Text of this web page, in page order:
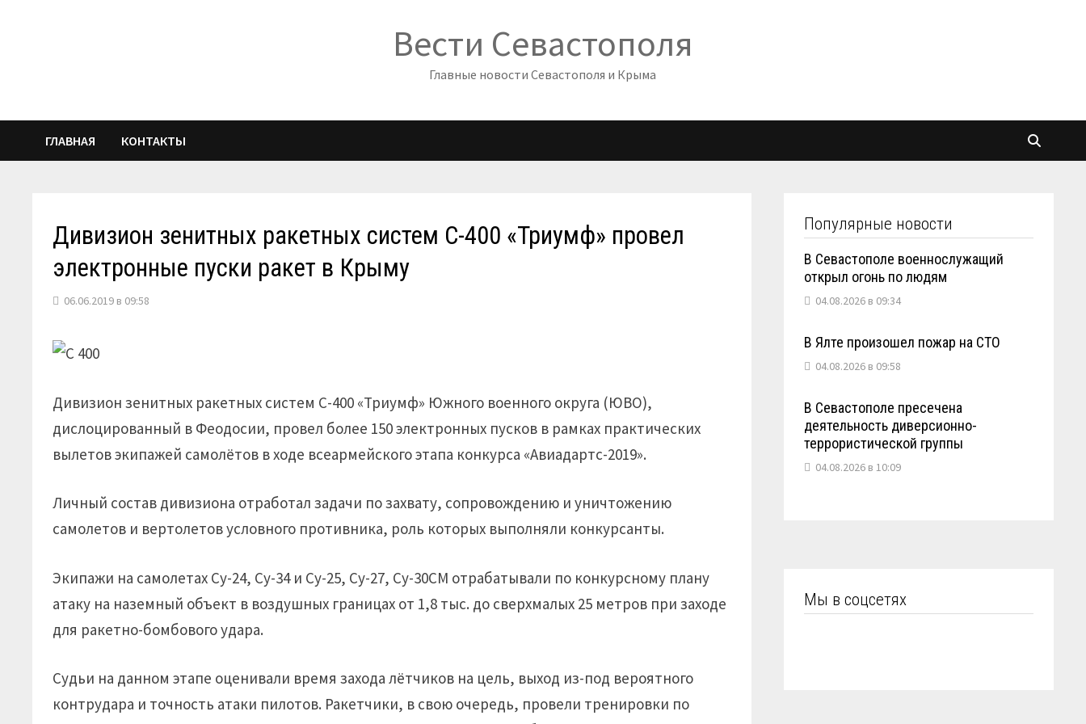
Вести Севастополя
Главные новости Севастополя и Крыма
ГЛАВНАЯ КОНТАКТЫ
Дивизион зенитных ракетных систем С-400 «Триумф» провел
электронные пуски ракет в Крыму
06.06.2019 в 09:58
Дивизион зенитных ракетных систем С-400 «Триумф» Южного военного округа (ЮВО),
дислоцированный в Феодосии, провел более 150 электронных пусков в рамках практических
вылетов экипажей самолётов в ходе всеармейского этапа конкурса «Авиадартс-2019».
Личный состав дивизиона отработал задачи по захвату, сопровождению и уничтожению
самолетов и вертолетов условного противника, роль которых выполняли конкурсанты.
Экипажи на самолетах Су-24, Су-34 и Су-25, Су-27, Су-30СМ отрабатывали по конкурсному плану
атаку на наземный объект в воздушных границах от 1,8 тыс. до сверхмалых 25 метров при заходе
для ракетно-бомбового удара.
Судьи на данном этапе оценивали время захода лётчиков на цель, выход из-под вероятного
контрудара и точность атаки пилотов. Ракетчики, в свою очередь, провели тренировки по
Популярные новости
В Севастополе военнослужащий
открыл огонь по людям
04.08.2026 в 09:34
В Ялте произошел пожар на СТО
04.08.2026 в 09:58
В Севастополе пресечена
деятельность диверсионно-
террористической группы
04.08.2026 в 10:09
Мы в соцсетях